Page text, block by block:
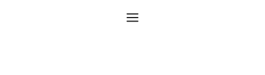
Menu